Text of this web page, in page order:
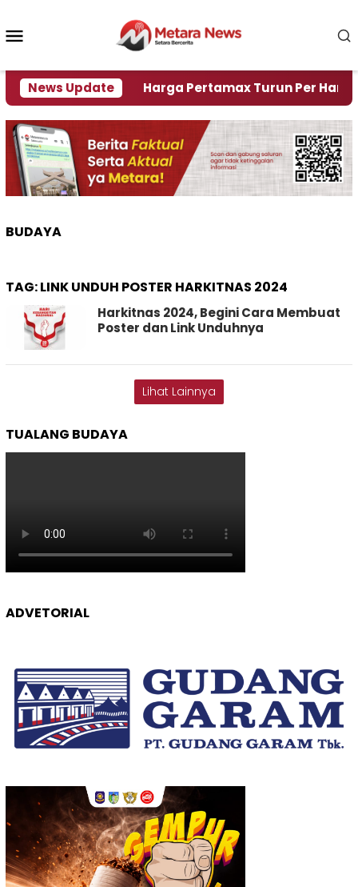
konten
News Update
Krisi Air Harga Pertamax Turun Per Hari Ini,
BUDAYA
TAG:LINK UNDUH POSTER HARKITNAS 2024
Harkitnas 2024, Begini Cara Membuat
Poster dan Link Unduhnya
Lihat Lainnya
TUALANG BUDAYA
ADVETORIAL